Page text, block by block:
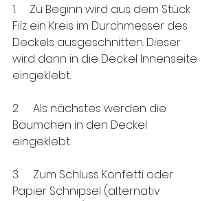
1.     Zu Beginn wird aus dem Stück
Filz ein Kreis im Durchmesser des
Deckels ausgeschnitten. Dieser
wird dann in die Deckel Innenseite
eingeklebt.
2.     Als nächstes werden die
Bäumchen in den Deckel
eingeklebt.
3.     Zum Schluss Konfetti oder
Papier Schnipsel (alternativ